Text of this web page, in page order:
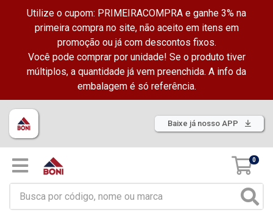
Utilize o cupom: PRIMEIRACOMPRA e ganhe 3% na
primeira compra no site, não aceito em itens em
promoção ou já com descontos fixos.
Você pode comprar por unidade! Se o produto tiver
múltiplos, a quantidade já vem preenchida. A info da
embalagem é só referência.
Baixe já nosso APP
0